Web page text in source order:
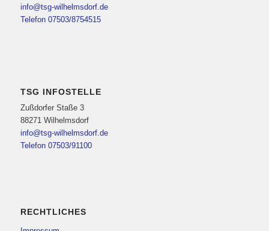
info@tsg-wilhelmsdorf.de
Telefon 07503/8754515
TSG INFOSTELLE
Zußdorfer Staße 3
88271 Wilhelmsdorf
info@tsg-wilhelmsdorf.de
Telefon 07503/91100
RECHTLICHES